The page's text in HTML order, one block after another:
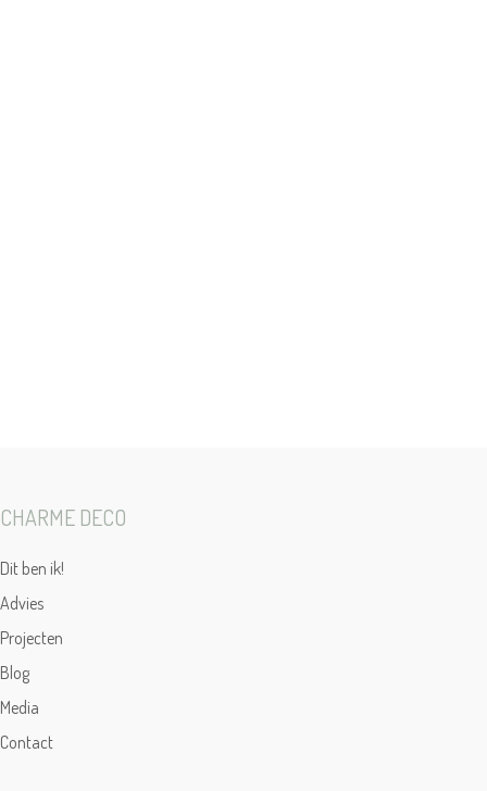
CHARME DECO
Dit ben ik!
Advies
Projecten
Blog
Media
Contact